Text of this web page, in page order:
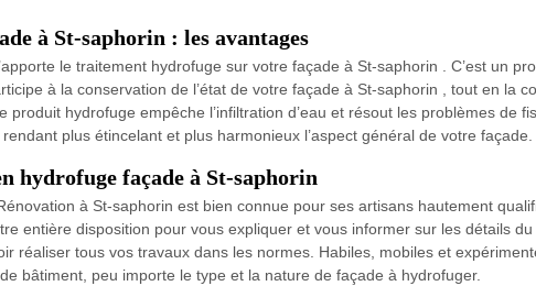
à St-saphorin : les avantages
le traitement hydrofuge sur votre façade à St-saphorin . C’est un
à la conservation de l’état de votre façade à St-saphorin , tout en la
produit hydrofuge empêche l’infiltration d’eau et résout les problèmes de
plus étincelant et plus harmonieux l’aspect général de votre façade.
hydrofuge façade à St-saphorin
à St-saphorin est bien connue pour ses artisans hautement
entière disposition pour vous expliquer et vous informer sur les détails
réaliser tous vos travaux dans les normes. Habiles, mobiles et
bâtiment, peu importe le type et la nature de façade à hydrofuger.